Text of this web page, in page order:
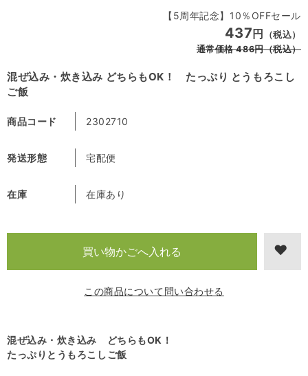
混ぜ込み・炊き込み どちらもOK！ たっぷり とうもろこし
ご飯
【5周年記念】10％OFFセール
437円
（税込）
通常価格486円（税込）
商品コード 2302710
発送形態 宅配便
在庫 在庫あり
この商品について問い合わせる
混ぜ込み・炊き込み どちらもOK！
たっぷりとうもろこしご飯